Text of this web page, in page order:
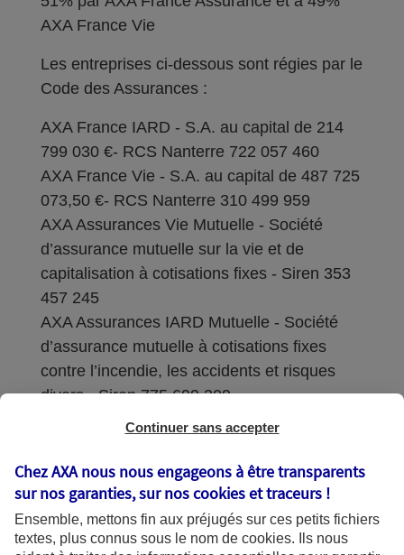
AXA France Vie
Les entreprises ci-dessous sont régies par le
Code des Assurances :
AXA France IARD - S.A. au capital de 214
799 030 €- RCS Nanterre 722 057 460
AXA France Vie - S.A. au capital de 487 725
073,50 €- RCS Nanterre 310 499 959
AXA Assurances Vie Mutuelle - Société
d’assurance mutuelle sur la vie et de
capitalisation à cotisations fixes - Siren 353
457 245
AXA Assurances IARD Mutuelle - Société
d’assurance mutuelle à cotisations fixes
contre l’incendie, les accidents et risques
divers - Siren 775 699 309
Sièges sociaux : 313 Terrasses de l’Arche –
Coordonnées de l'Autorité de contrôle
prudentiel et de résolution (ACPR) : - 4
Place de Budapest - CS 92459 - 75436
Continuer sans accepter
Chez AXA nous nous engageons à être transparents
sur nos garanties, sur noscookies et traceurs !
Ensemble, mettons fin aux préjugés sur ces petits fichiers
textes, plus connus sous le nom de cookies. Ils nous